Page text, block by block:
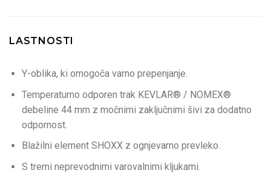
LASTNOSTI
Y-oblika, ki omogoča varno prepenjanje.
Temperaturno odporen trak KEVLAR® / NOMEX®
debeline 44 mm z močnimi zaključnimi šivi za dodatno
odpornost.
Blažilni element SHOXX z ognjevarno prevleko.
S tremi neprevodnimi varovalnimi kljukami.